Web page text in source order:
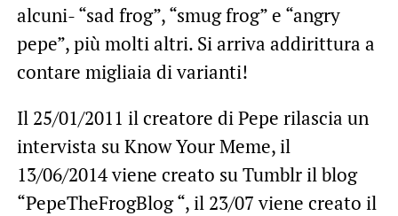
alcuni- “sad frog”, “smug frog” e “angry
pepe”, più molti altri. Si arriva addirittura a
contare migliaia di varianti!
Il 25/01/2011 il creatore di Pepe rilascia un
intervista su Know Your Meme, il
13/06/2014 viene creato su Tumblr il blog
“PepeTheFrogBlog “, il 23/07 viene creato il